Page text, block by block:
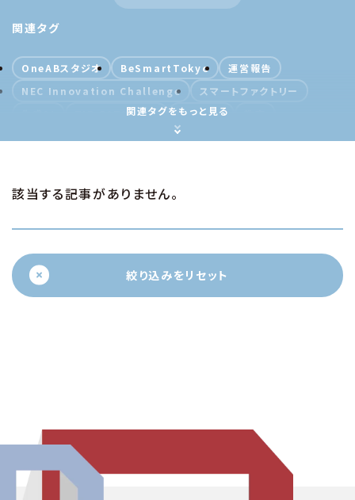
関連タグ
OneABスタジオ BeSmartTokyo
運営報告
NEC Innovation Challenge
スマートファクトリー
TIB CATAPULT モビリティ
出版DX
スポーツ
XR Web3.0 メタバース ESG
SDGs
スタートアップ
分散型社会
関連タグをもっと見る
該当する記事がありません。
絞り込みをリセット